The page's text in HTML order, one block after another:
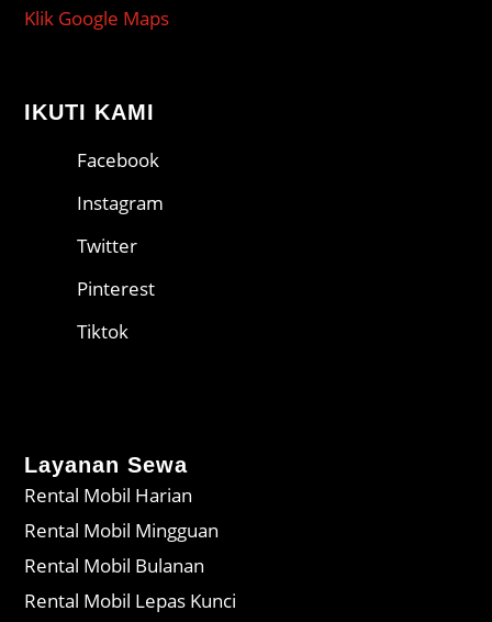
Klik Google Maps
IKUTI KAMI
Facebook
Instagram
Twitter
Pinterest
Tiktok
Layanan Sewa
Rental Mobil Harian
Rental Mobil Mingguan
Rental Mobil Bulanan
Rental Mobil Lepas Kunci